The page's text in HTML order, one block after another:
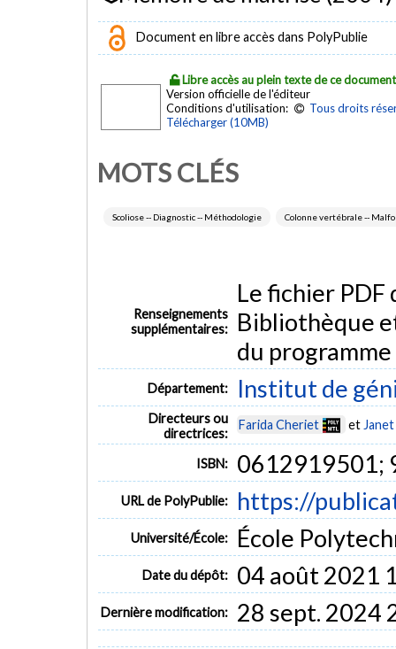
Document en libre accès dans PolyPublie
Libre accès au plein texte de ce document
Version officielle de l'éditeur
Conditions d'utilisation:
Tous droits
Télécharger (10MB)
MOTS CLÉS
Scoliose -- Diagnostic -- Méthodologie Colonne vertébrale --
Renseignements
supplémentaires:
Le fichier
Bibliothèque
du programme
Département: Institut de
Directeurs ou
directrices:
Farida Cheriet et
ISBN: 0612919501;
URL de PolyPublie: https://
Université/École: École
Date du dépôt: 04 août 2021
Dernière modification: 28 sept. 2024